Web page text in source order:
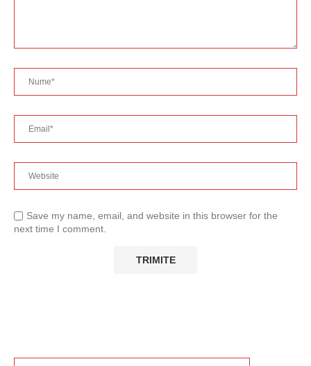
Save my name, email, and website in this browser for the
next time I comment.